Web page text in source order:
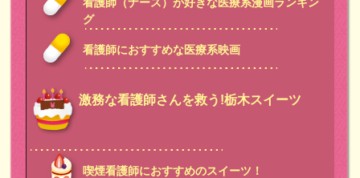
グ
看護師におすすめな医療系映画
激務な看護師さんを救う!栃木スイーツ
喫煙看護師におすすめのスイーツ！